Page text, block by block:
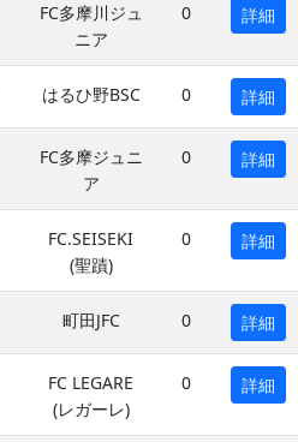
FC多摩川ジュ
ニア
0 詳細
はるひ野BSC 0 詳細
FC多摩ジュニ
ア
0 詳細
FC.SEISEKI
(聖蹟)
0 詳細
町田JFC 0 詳細
FC LEGARE
(レガーレ)
0 詳細